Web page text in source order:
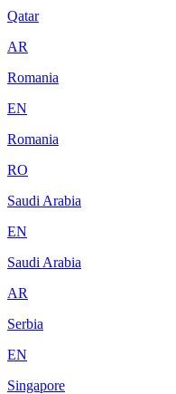
Qatar
AR
Romania
EN
Romania
RO
Saudi Arabia
EN
Saudi Arabia
AR
Serbia
EN
Singapore